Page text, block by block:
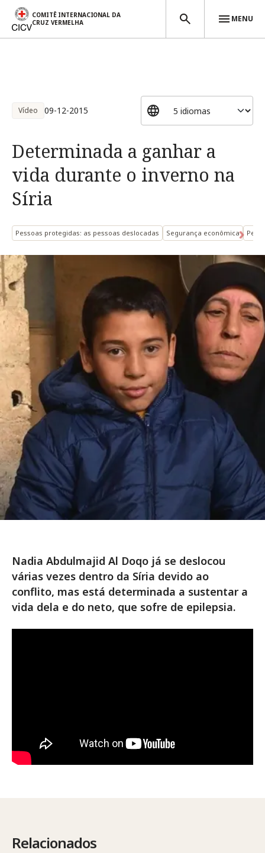
COMITÊ INTERNACIONAL DA
CRUZ VERMELHA
MENU
Vídeo 09-12-2015
Determinada a ganhar a
vida durante o inverno na
Síria
Pessoas protegidas: as pessoas deslocadas Segurança econômica
Nadia Abdulmajid Al Doqo já se deslocou
várias vezes dentro da Síria devido ao
conflito, mas está determinada a sustentar a
vida dela e do neto, que sofre de epilepsia.
Relacionados